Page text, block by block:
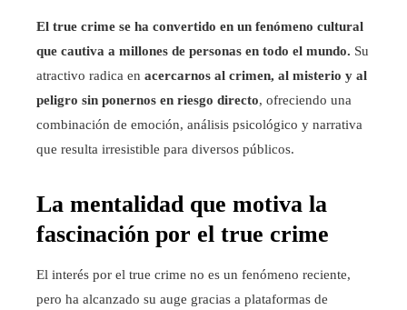
El true crime se ha convertido en un fenómeno cultural
que cautiva a millones de personas en todo el mundo. Su
atractivo radica en acercarnos al crimen, al misterio y al
peligro sin ponernos en riesgo directo, ofreciendo una
combinación de emoción, análisis psicológico y narrativa
que resulta irresistible para diversos públicos.
La mentalidad que motiva la
fascinación por el true crime
El interés por el true crime no es un fenómeno reciente,
pero ha alcanzado su auge gracias a plataformas de